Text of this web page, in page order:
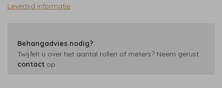
Levertijd informatie
Behangadvies nodig?
Twijfelt u over het aantal rollen of meters? Neem gerust
contact op.